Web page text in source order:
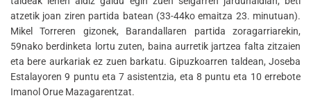
atzetik joan ziren partida batean (33-44ko emaitza 23. minutuan).
Mikel Torreren gizonek, Barandallaren partida zoragarriarekin,
59nako berdinketa lortu zuten, baina aurretik jartzea falta zitzaien
eta bere aurkariak ez zuen barkatu. Gipuzkoarren taldean, Joseba
Estalayoren 9 puntu eta 7 asistentzia, eta 8 puntu eta 10 errebote
Imanol Orue Mazagarentzat.